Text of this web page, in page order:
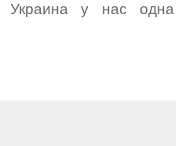
Украина у нас одна